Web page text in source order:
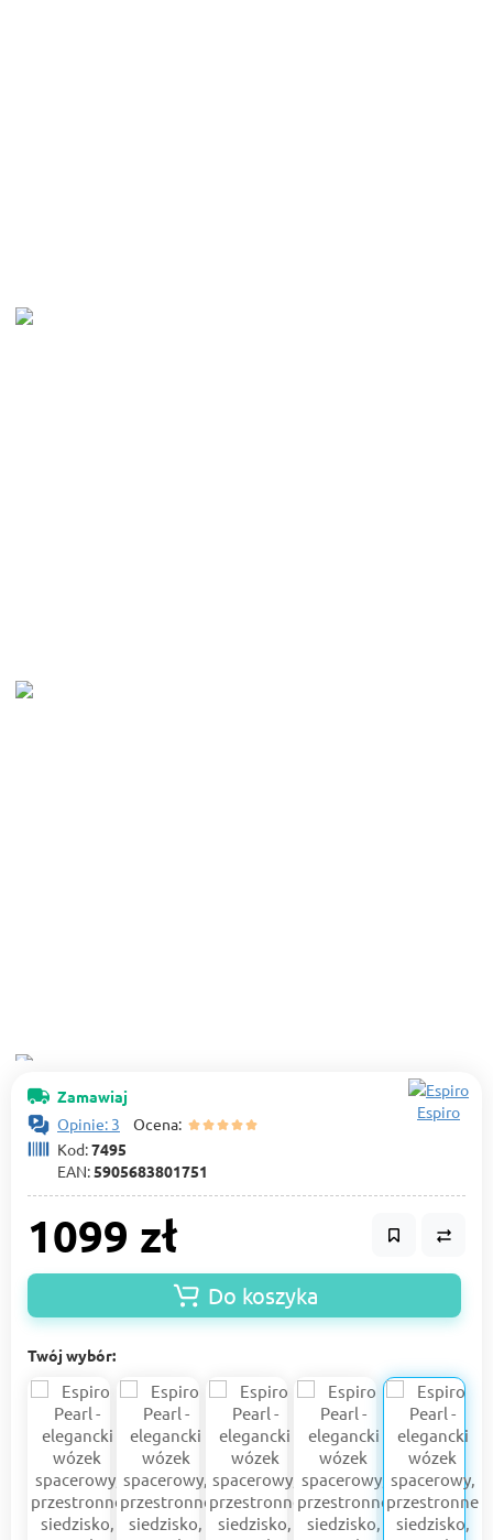
Zamawiaj
Opinie: 3 Ocena:
Kod:7495
EAN:5905683801751
Espiro
1099 zł
Do koszyka
Twój wybór: